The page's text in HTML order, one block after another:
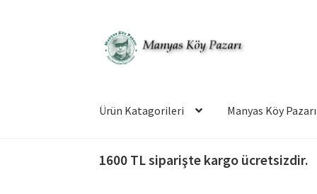
Dolaşıma
geç
İçeriğe
geç
Ürün Katagorileri Manyas Köy Pazarı
1600 TL siparişte kargo ücretsizdir.